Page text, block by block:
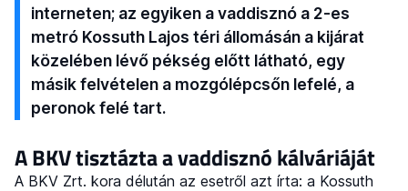
interneten; az egyiken a vaddisznó a 2-es
metró Kossuth Lajos téri állomásán a kijárat
közelében lévő pékség előtt látható, egy
másik felvételen a mozgólépcsőn lefelé, a
peronok felé tart.
A BKV tisztázta a vaddisznó kálváriáját
A BKV Zrt. kora délután az esetről azt írta: a Kossuth